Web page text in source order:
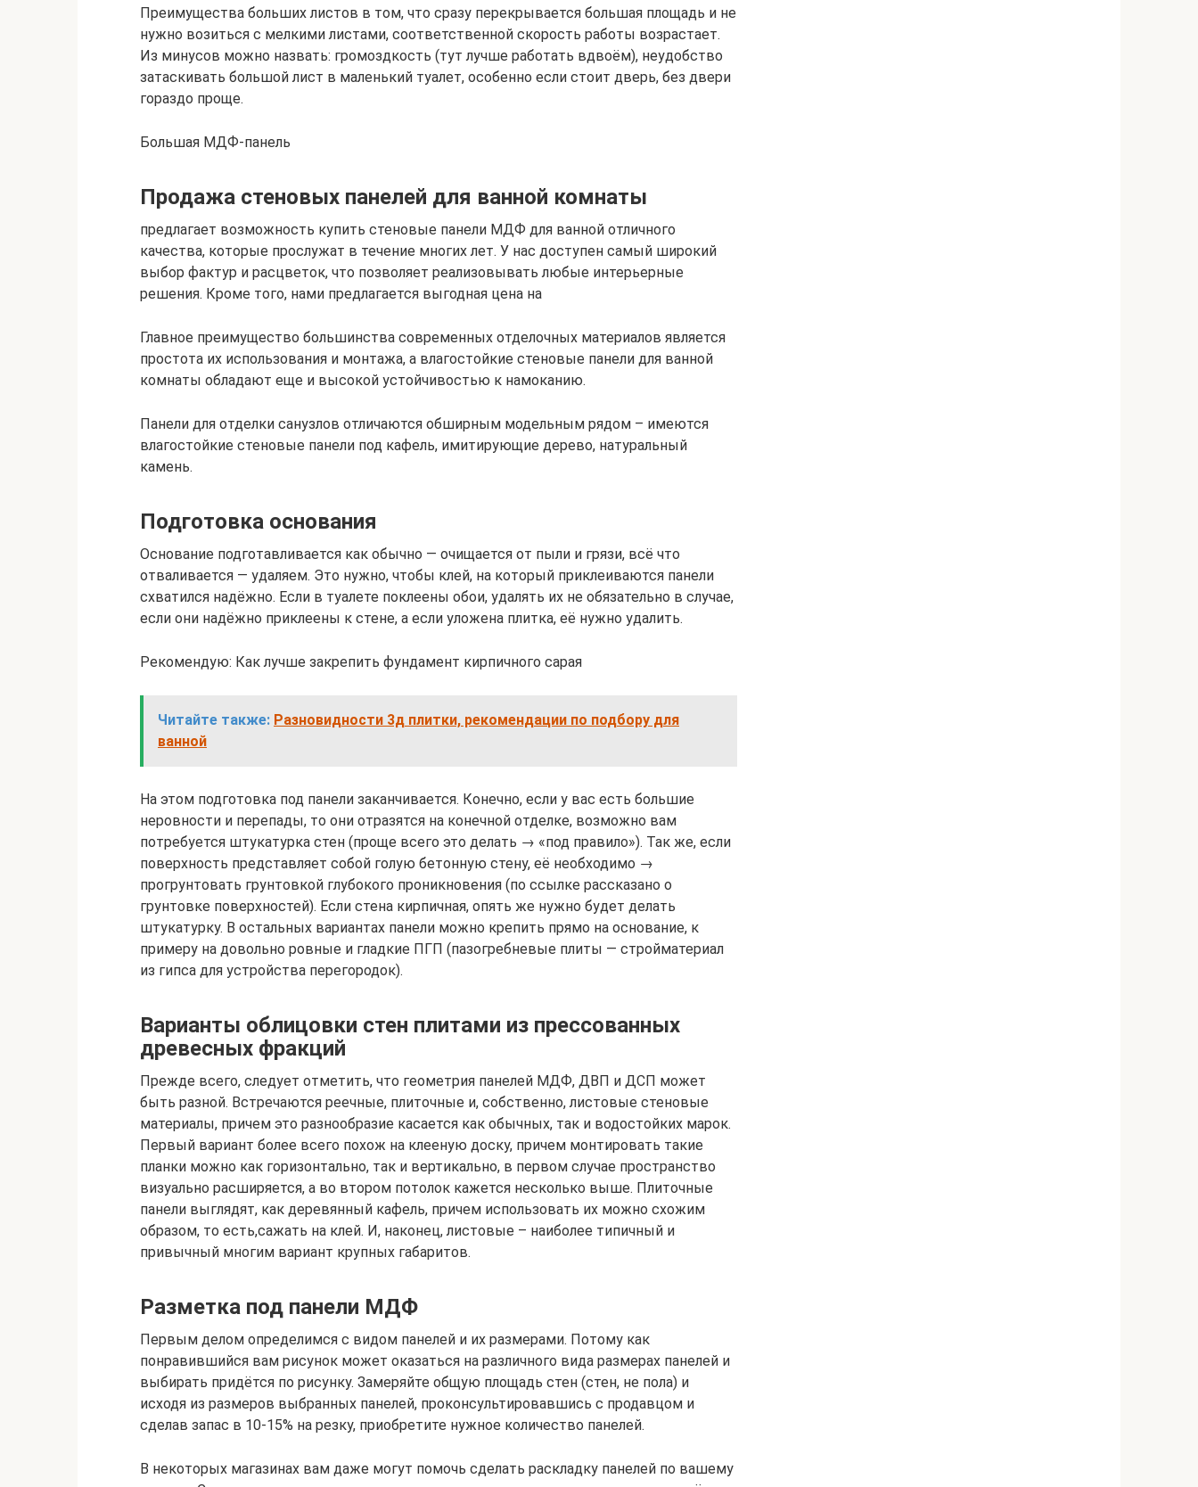
Преимущества больших листов в том, что сразу перекрывается большая площадь и не
нужно возиться с мелкими листами, соответственной скорость работы возрастает.
Из минусов можно назвать: громоздкость (тут лучше работать вдвоём), неудобство
затаскивать большой лист в маленький туалет, особенно если стоит дверь, без двери
гораздо проще.
Большая МДФ-панель
Продажа стеновых панелей для ванной комнаты
предлагает возможность купить стеновые панели МДФ для ванной отличного
качества, которые прослужат в течение многих лет. У нас доступен самый широкий
выбор фактур и расцветок, что позволяет реализовывать любые интерьерные
решения. Кроме того, нами предлагается выгодная цена на
Главное преимущество большинства современных отделочных материалов является
простота их использования и монтажа, а влагостойкие стеновые панели для ванной
комнаты обладают еще и высокой устойчивостью к намоканию.
Панели для отделки санузлов отличаются обширным модельным рядом – имеются
влагостойкие стеновые панели под кафель, имитирующие дерево, натуральный
камень.
Подготовка основания
Основание подготавливается как обычно — очищается от пыли и грязи, всё что
отваливается — удаляем. Это нужно, чтобы клей, на который приклеиваются панели
схватился надёжно. Если в туалете поклеены обои, удалять их не обязательно в случае,
если они надёжно приклеены к стене, а если уложена плитка, её нужно удалить.
Рекомендую: Как лучше закрепить фундамент кирпичного сарая
Читайте также: Разновидности 3д плитки, рекомендации по подбору для
ванной
На этом подготовка под панели заканчивается. Конечно, если у вас есть большие
неровности и перепады, то они отразятся на конечной отделке, возможно вам
потребуется штукатурка стен (проще всего это делать → «под правило»). Так же, если
поверхность представляет собой голую бетонную стену, её необходимо →
прогрунтовать грунтовкой глубокого проникновения (по ссылке рассказано о
грунтовке поверхностей). Если стена кирпичная, опять же нужно будет делать
штукатурку. В остальных вариантах панели можно крепить прямо на основание, к
примеру на довольно ровные и гладкие ПГП (пазогребневые плиты — стройматериал
из гипса для устройства перегородок).
Варианты облицовки стен плитами из прессованных
древесных фракций
Прежде всего, следует отметить, что геометрия панелей МДФ, ДВП и ДСП может
быть разной. Встречаются реечные, плиточные и, собственно, листовые стеновые
материалы, причем это разнообразие касается как обычных, так и водостойких марок.
Первый вариант более всего похож на клееную доску, причем монтировать такие
планки можно как горизонтально, так и вертикально, в первом случае пространство
визуально расширяется, а во втором потолок кажется несколько выше. Плиточные
панели выглядят, как деревянный кафель, причем использовать их можно схожим
образом, то есть,сажать на клей. И, наконец, листовые – наиболее типичный и
привычный многим вариант крупных габаритов.
Разметка под панели МДФ
Первым делом определимся с видом панелей и их размерами. Потому как
понравившийся вам рисунок может оказаться на различного вида размерах панелей и
выбирать придётся по рисунку. Замеряйте общую площадь стен (стен, не пола) и
исходя из размеров выбранных панелей, проконсультировавшись с продавцом и
сделав запас в 10-15% на резку, приобретите нужное количество панелей.
В некоторых магазинах вам даже могут помочь сделать раскладку панелей по вашему